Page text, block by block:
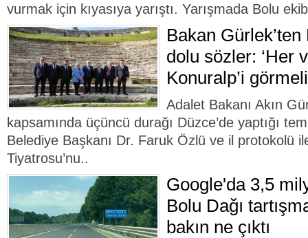
vurmak için kıyasıya yarıştı. Yarışmada Bolu
Bakan
dolu sözler: ‘Her
Konuralp’i
Adalet Bakanı Akın
kapsamında üçüncü durağı Düzce’de yaptığı
Belediye Başkanı Dr. Faruk Özlü ve il protokolü
Tiyatrosu’nu..
Google'da 3,5
Bolu Dağı
bakın ne çıktı